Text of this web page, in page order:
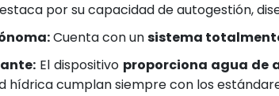
por su capacidad de autogestión,
Cuenta con unsistema
El dispositivo proporciona agua de
hídrica cumplan siempre con los